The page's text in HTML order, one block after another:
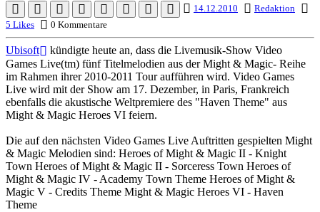
14.12.2010
Redaktion
5 Likes
0 Kommentare
Ubisoft
kündigte heute an, dass die Livemusik-Show Video
Games Live(tm) fünf Titelmelodien aus der Might & Magic- Reihe
im Rahmen ihrer 2010-2011 Tour aufführen wird. Video Games
Live wird mit der Show am 17. Dezember, in Paris, Frankreich
ebenfalls die akustische Weltpremiere des "Haven Theme" aus
Might & Magic Heroes VI feiern.
Die auf den nächsten Video Games Live Auftritten gespielten Might
& Magic Melodien sind: Heroes of Might & Magic II - Knight
Town Heroes of Might & Magic II - Sorceress Town Heroes of
Might & Magic IV - Academy Town Theme Heroes of Might &
Magic V - Credits Theme Might & Magic Heroes VI - Haven
Theme